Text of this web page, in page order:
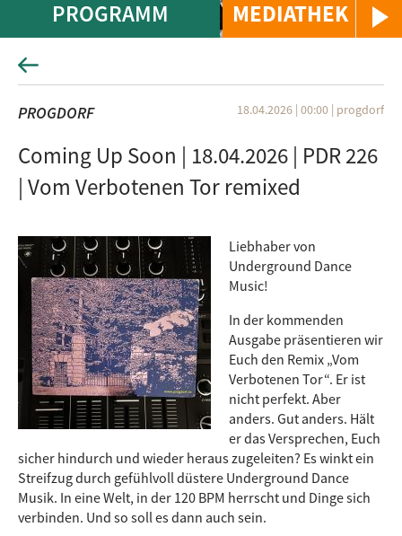
MEDIATHEK
PROGRAMM
PROGDORF 18.04.2026 | 00:00 | progdorf
Coming Up Soon | 18.04.2026 | PDR 226
| Vom Verbotenen Tor remixed
Liebhaber von
Underground Dance
Music!
In der kommenden
Ausgabe präsentieren wir
Euch den Remix „Vom
Verbotenen Tor“. Er ist
nicht perfekt. Aber
anders. Gut anders. Hält
er das Versprechen, Euch
sicher hindurch und wieder heraus zugeleiten? Es winkt ein
Streifzug durch gefühlvoll düstere Underground Dance
Musik. In eine Welt, in der 120 BPM herrscht und Dinge sich
verbinden. Und so soll es dann auch sein.